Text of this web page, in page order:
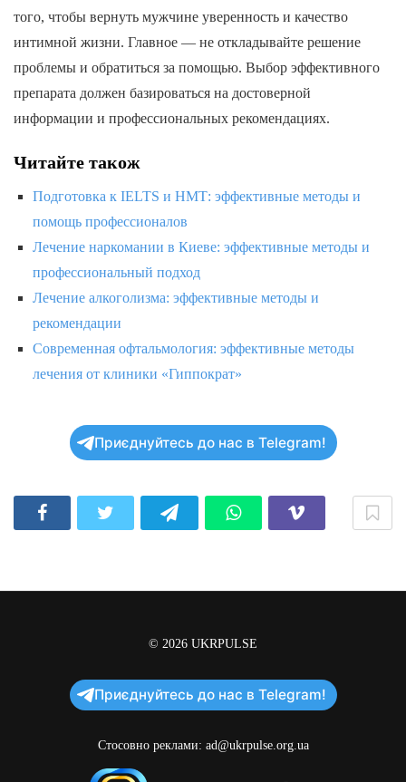
того, чтобы вернуть мужчине уверенность и качество
интимной жизни. Главное — не откладывайте решение
проблемы и обратиться за помощью. Выбор эффективного
препарата должен базироваться на достоверной
информации и профессиональных рекомендациях.
Читайте також
Подготовка к IELTS и НМТ: эффективные методы и
помощь профессионалов
Лечение наркомании в Киеве: эффективные методы и
профессиональный подход
Лечение алкоголизма: эффективные методы и
рекомендации
Современная офтальмология: эффективные методы
лечения от клиники «Гиппократ»
Приєднуйтесь до нас в Telegram!
© 2026 UKRPULSE
Приєднуйтесь до нас в Telegram!
Стосовно реклами: ad@ukrpulse.org.ua